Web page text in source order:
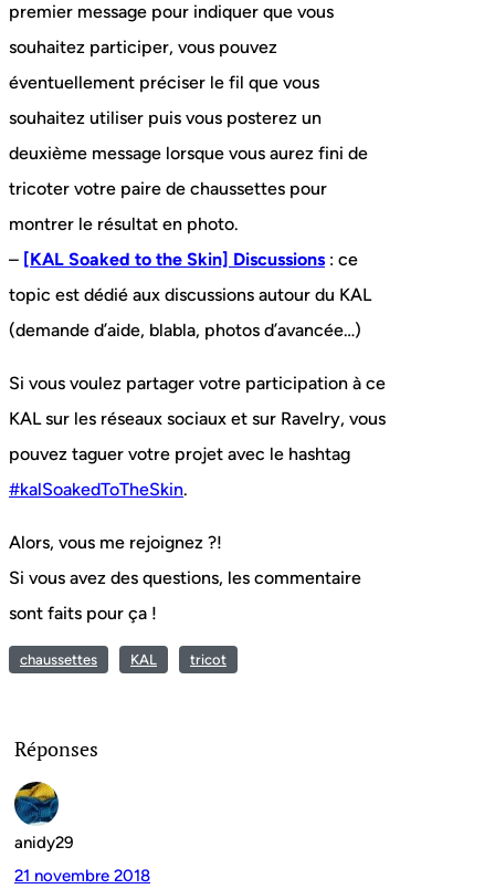
premier message pour indiquer que vous
souhaitez participer, vous pouvez
éventuellement préciser le fil que vous
souhaitez utiliser puis vous posterez un
deuxième message lorsque vous aurez fini de
tricoter votre paire de chaussettes pour
montrer le résultat en photo.
– [KAL Soaked to the Skin] Discussions : ce
topic est dédié aux discussions autour du KAL
(demande d’aide, blabla, photos d’avancée…)
Si vous voulez partager votre participation à ce
KAL sur les réseaux sociaux et sur Ravelry, vous
pouvez taguer votre projet avec le hashtag
#kalSoakedToTheSkin.
Alors, vous me rejoignez ?!
Si vous avez des questions, les commentaire
sont faits pour ça !
chaussettes KAL tricot
Réponses
anidy29
21 novembre 2018